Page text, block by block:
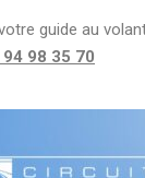
guide au
98 35 70